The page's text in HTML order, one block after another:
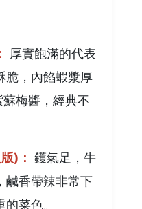
厚實飽滿的代表
脆，內餡蝦漿厚
梅醬，經典不
)： 鑊氣足，牛
鹹香帶辣非常下
菜色。